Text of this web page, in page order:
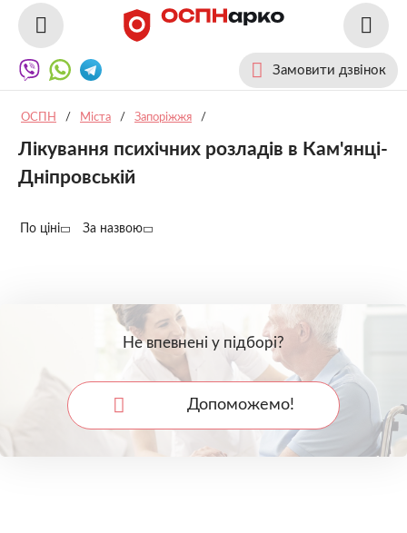
Замовити дзвінок
ОСПН / Міста / Запоріжжя /
Лікування психічних розладів в Кам'янці-
Дніпровській
По ціні За назвою
Не впевнені у підборі?
Допоможемо!